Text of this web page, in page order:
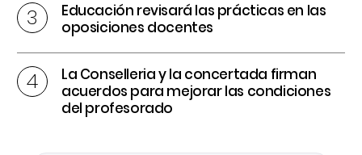
Educación revisará las prácticas en las
oposiciones docentes
La Conselleria y la concertada firman
acuerdos para mejorar las condiciones
del profesorado